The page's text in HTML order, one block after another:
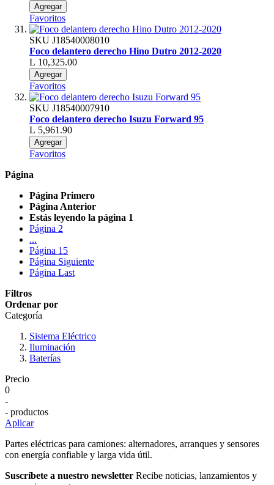
Agregar
Favoritos
SKU J18540008010
Foco delantero derecho Hino Dutro 2012-2020
L 10,325.00
Agregar
Favoritos
SKU J18540007910
Foco delantero derecho Isuzu Forward 95
L 5,961.90
Agregar
Favoritos
Página
Página Primero
Página Anterior
Estás leyendo la página 1
Página 2
...
Página 15
Página Siguiente
Página Last
Filtros
Ordenar por
Categoría
Sistema Eléctrico
Iluminación
Baterías
Precio
0
-
- productos
Aplicar
Partes eléctricas para camiones: alternadores, arranques y sensores
con energía confiable y larga vida útil.
Suscríbete a nuestro newsletter Recibe noticias, lanzamientos y